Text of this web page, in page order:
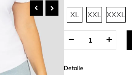
XL XXL XXXL
Detalle